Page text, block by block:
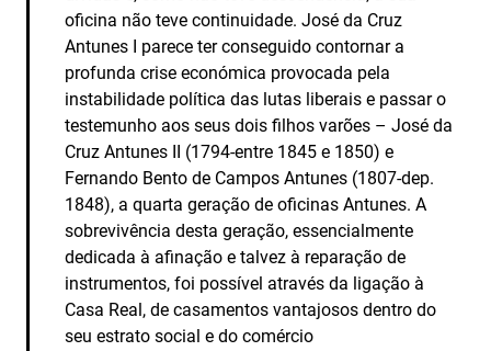
oficina não teve continuidade. José da Cruz
Antunes I parece ter conseguido contornar a
profunda crise económica provocada pela
instabilidade política das lutas liberais e passar o
testemunho aos seus dois filhos varões – José da
Cruz Antunes II (1794-entre 1845 e 1850) e
Fernando Bento de Campos Antunes (1807-dep.
1848), a quarta geração de oficinas Antunes. A
sobrevivência desta geração, essencialmente
dedicada à afinação e talvez à reparação de
instrumentos, foi possível através da ligação à
Casa Real, de casamentos vantajosos dentro do
seu estrato social e do comércio